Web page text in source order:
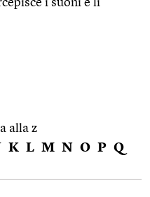
alla z
K L M N O P Q